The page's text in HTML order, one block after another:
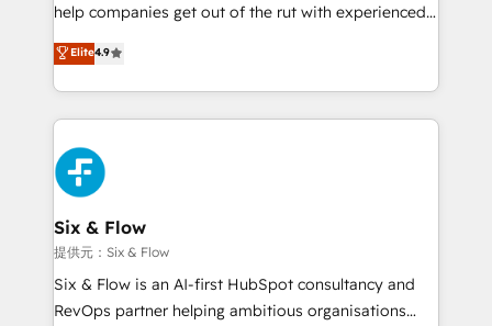
partners who will embed ourselves into your
business, processes and systems 🏢 We specialise in
working with mid-market and enterprise
organisations, global organisations and those with
complex use cases 🏆 CRM Implementation,
Platform Enablement, Custom Integration and
Onboarding Accredited 🔐 ISO27001 & ISO9001
Certified
help companies get out of the rut with experienced,
process-oriented teams implementing HubSpot
Marketing, Sales, Service, CMS and Operations Hub,
so selling and actually engaging with your customers
feels easy and pain-free. We are a top ranked
HubSpot Elite Partner, winner of Rookie of the Year
and Customer First Awards, 4.9/5 rating in HubSpot
Reviews and 4.9/5 rating in Clutch Reviews. Digifianz
helps the following industries: logistics & 3PL, home
improvement & construction, branding and
commercialization, real estate, health, education,
SaaS, Software Dev & IT and consulting, make the
Elite4.9
Six & Flow
提供元：Six & Flow
Six & Flow is an AI-first HubSpot consultancy and
RevOps partner helping ambitious organisations